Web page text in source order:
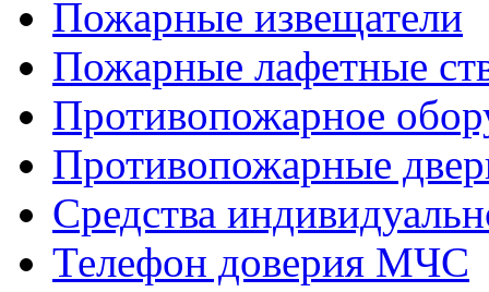
Пожарные извещатели
Пожарные лафетные
Противопожарное
Противопожарные
Средства
Телефон доверия МЧС